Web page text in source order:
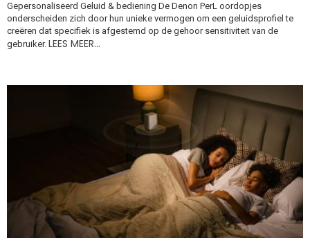
Gepersonaliseerd Geluid & bediening De Denon PerL oordopjes
onderscheiden zich door hun unieke vermogen om een geluidsprofiel te
creëren dat specifiek is afgestemd op de gehoor sensitiviteit van de
gebruiker. LEES MEER…